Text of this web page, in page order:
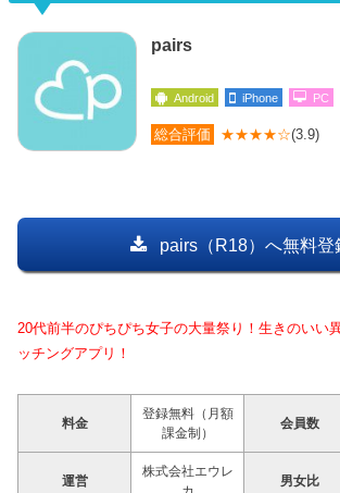
pairs
Android iPhone PC
総合評価 ★★★★☆(3.9)
pairs（R18）へ無料登
20代前半のぴちぴち女子の大量祭り！生きのいい
ッチングアプリ！
料金
登録無料（月額
課金制）
会員数
運営
株式会社エウレ
男女比